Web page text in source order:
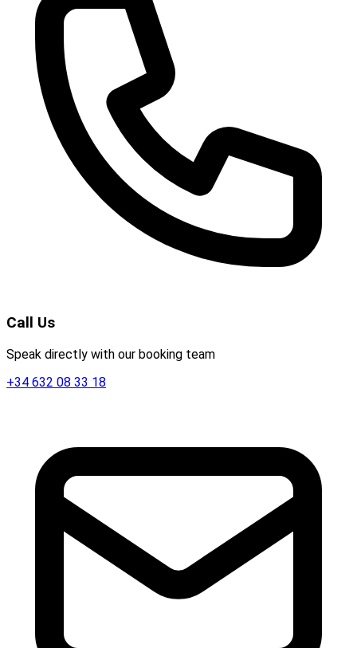
Call Us
Speak directly with our booking team
+34 632 08 33 18